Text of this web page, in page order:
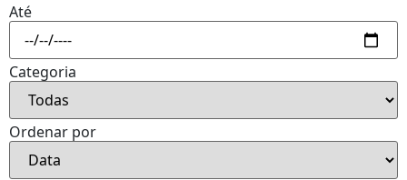
Até
Categoria
Ordenar por